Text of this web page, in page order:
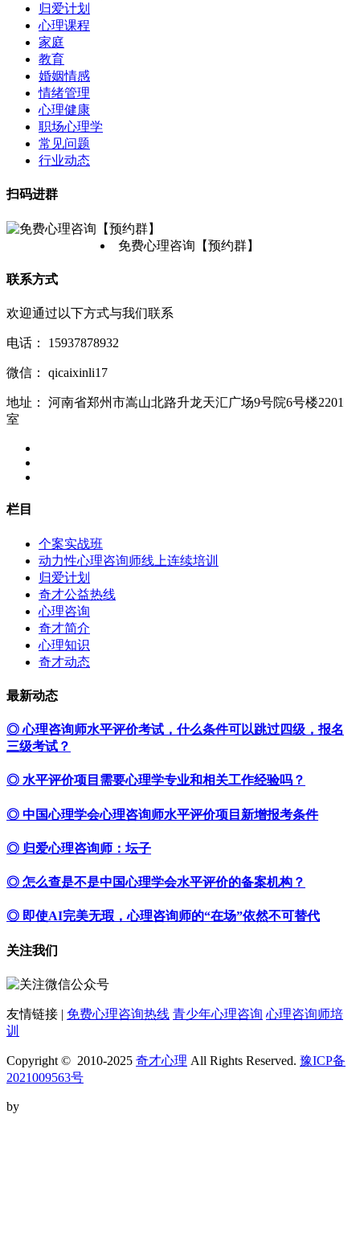
归爱计划
心理课程
家庭
教育
婚姻情感
情绪管理
心理健康
职场心理学
常见问题
行业动态
扫码进群
免费心理咨询【预约群】
联系方式
欢迎通过以下方式与我们联系
电话： 15937878932
微信： qicaixinli17
地址：
河南省郑州市嵩山北路升龙天汇广场9号院6号楼2201
室
栏目
个案实战班
动力性心理咨询师线上连续培训
归爱计划
奇才公益热线
心理咨询
奇才简介
心理知识
奇才动态
最新动态
◎ 心理咨询师水平评价考试，什么条件可以跳过四级，报名
三级考试？
◎ 水平评价项目需要心理学专业和相关工作经验吗？
◎ 中国心理学会心理咨询师水平评价项目新增报考条件
◎ 归爱心理咨询师：坛子
◎ 怎么查是不是中国心理学会水平评价的备案机构？
◎ 即使AI完美无瑕，心理咨询师的“在场”依然不可替代
关注我们
友情链接 | 免费心理咨询热线 青少年心理咨询 心理咨询师培
训
Copyright © 2010-2025 奇才心理 All Rights Reserved. 豫ICP备
2021009563号
by